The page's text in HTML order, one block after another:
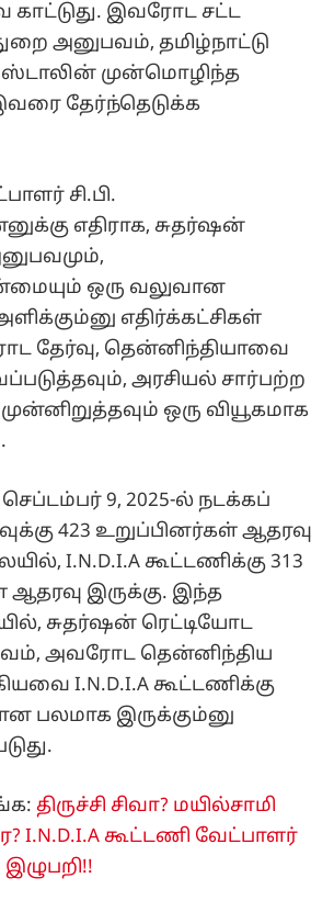
காட்டுது. இவரோட சட்ட
அனுபவம், தமிழ்நாட்டு
ஸ்டாலின் முன்மொழிந்த
தேர்ந்தெடுக்க
சி.பி.
எதிராக, சுதர்ஷன்
ஒரு வலுவான
எதிர்க்கட்சிகள்
தேர்வு, தென்னிந்தியாவை
அரசியல் சார்பற்ற
ஒரு வியூகமாக
9, 2025-ல் நடக்கப்
வுக்கு 423 உறுப்பினர்கள் ஆதரவு
I.N.D.I.A கூட்டணிக்கு 313
ஆதரவு இருக்கு. இந்த
சுதர்ஷன் ரெட்டியோட
அவரோட தென்னிந்திய
I.N.D.I.A கூட்டணிக்கு
பலமாக இருக்கும்னு
திருச்சி சிவா? மயில்சாமி
கூட்டணி வேட்பாளர்
இழுபறி!!